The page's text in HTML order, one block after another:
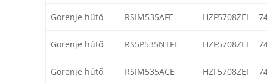
Gorenje hűtő RSIM535AFE HZF5708ZEI
Gorenje hűtő RS5P535NTFE HZF5708ZEI
Gorenje hűtő RSIM535ACE HZF5708ZEI